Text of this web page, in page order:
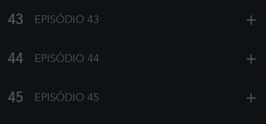
43 EPISÓDIO 43 +
44 EPISÓDIO 44 +
45 EPISÓDIO 45 +